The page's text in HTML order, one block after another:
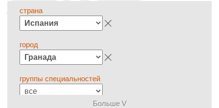
страна
город
группы специальностей
Больше V